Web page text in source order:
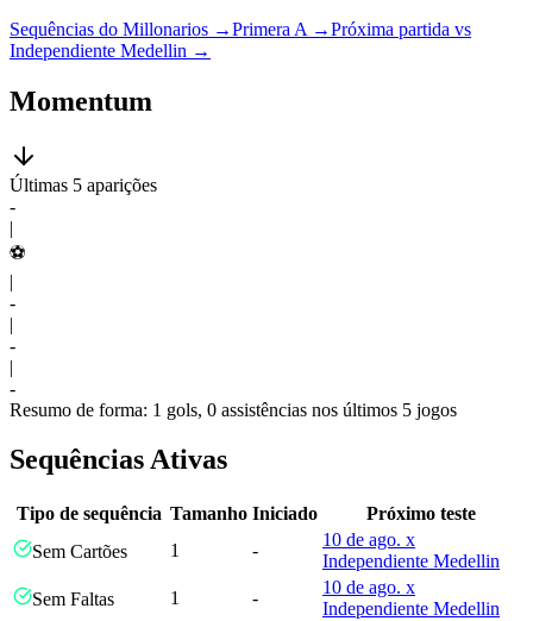
Sequências do Millonarios →Primera A →Próxima partida vs
Independiente Medellin →
Momentum
Últimas 5 aparições
-
|
⚽
|
-
|
-
|
-
Resumo de forma: 1 gols, 0 assistências nos últimos 5 jogos
Sequências Ativas
Tipo de sequência Tamanho Iniciado
Próximo teste
Sem Cartões
1 -
10 de ago. x
Independiente Medellin
Sem Faltas
1 -
10 de ago. x
Independiente Medellin